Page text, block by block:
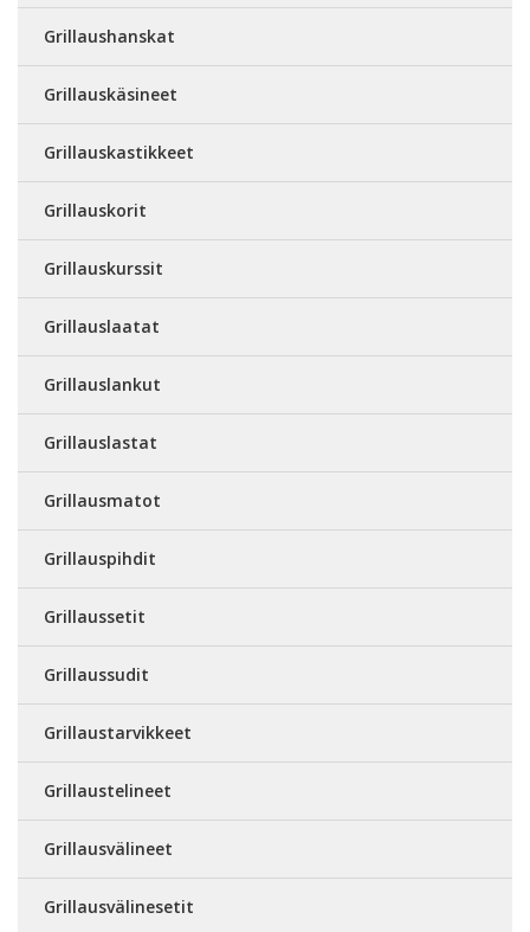
Grillaushanskat
Grillauskäsineet
Grillauskastikkeet
Grillauskorit
Grillauskurssit
Grillauslaatat
Grillauslankut
Grillauslastat
Grillausmatot
Grillauspihdit
Grillaussetit
Grillaussudit
Grillaustarvikkeet
Grillaustelineet
Grillausvälineet
Grillausvälinesetit